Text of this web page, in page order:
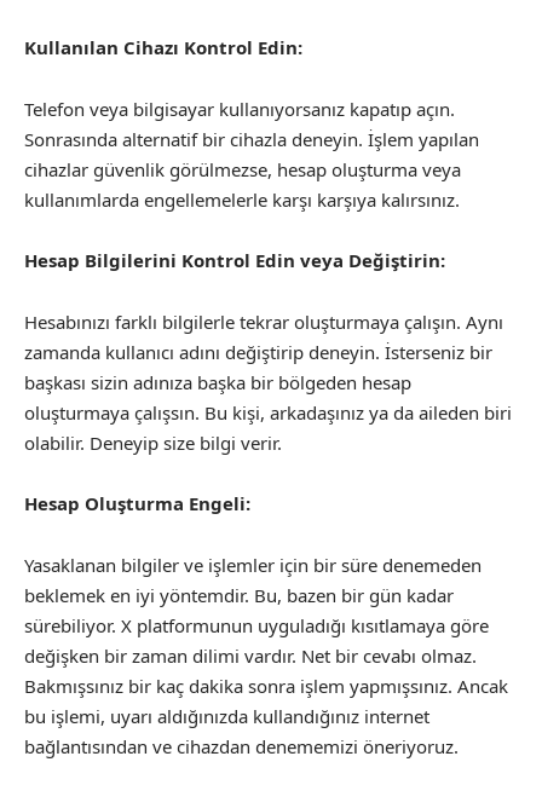
Kullanılan Cihazı Kontrol Edin:
Telefon veya bilgisayar kullanıyorsanız kapatıp açın.
Sonrasında alternatif bir cihazla deneyin. İşlem yapılan
cihazlar güvenlik görülmezse, hesap oluşturma veya
kullanımlarda engellemelerle karşı karşıya kalırsınız.
Hesap Bilgilerini Kontrol Edin veya Değiştirin:
Hesabınızı farklı bilgilerle tekrar oluşturmaya çalışın. Aynı
zamanda kullanıcı adını değiştirip deneyin. İsterseniz bir
başkası sizin adınıza başka bir bölgeden hesap
oluşturmaya çalışsın. Bu kişi, arkadaşınız ya da aileden biri
olabilir. Deneyip size bilgi verir.
Hesap Oluşturma Engeli:
Yasaklanan bilgiler ve işlemler için bir süre denemeden
beklemek en iyi yöntemdir. Bu, bazen bir gün kadar
sürebiliyor. X platformunun uyguladığı kısıtlamaya göre
değişken bir zaman dilimi vardır. Net bir cevabı olmaz.
Bakmışsınız bir kaç dakika sonra işlem yapmışsınız. Ancak
bu işlemi, uyarı aldığınızda kullandığınız internet
bağlantısından ve cihazdan denememizi öneriyoruz.